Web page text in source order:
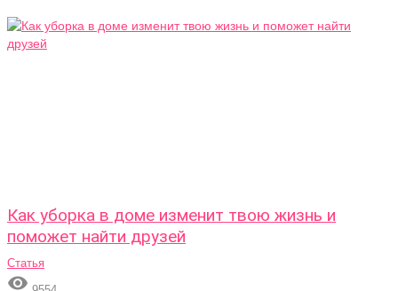
Как уборка в доме изменит твою жизнь и
поможет найти друзей
Статья
